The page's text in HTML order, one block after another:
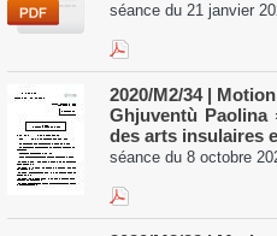
séance du 21 janvier
2020/M2/34 |
Ghjuventù Paolina
des arts insulaires
séance du 8 octobre